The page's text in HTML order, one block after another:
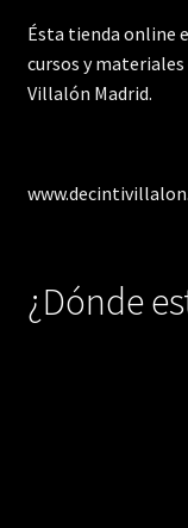
Ésta tienda online
cursos y
Villalón Madrid.
¿Dónde